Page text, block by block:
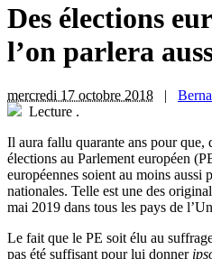
Des élections
l’on parlera
mercredi 17 octobre 2018 |
Lecture .
Il aura fallu quarante ans pour que,
élections au Parlement européen
européennes soient au moins aussi
nationales. Telle est une des
mai 2019 dans tous les pays de
Le fait que le PE soit élu au
pas été suffisant pour lui donner